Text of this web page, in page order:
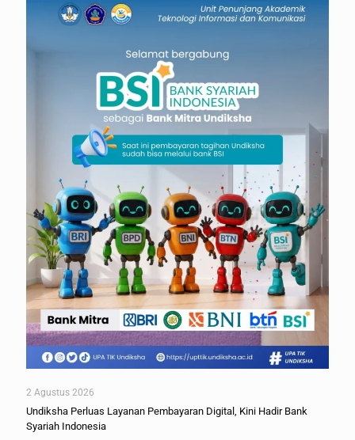
2 Agustus 2026
Undiksha Perluas Layanan Pembayaran Digital, Kini Hadir Bank
Syariah Indonesia